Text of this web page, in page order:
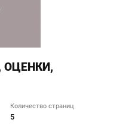
Количество страниц
5